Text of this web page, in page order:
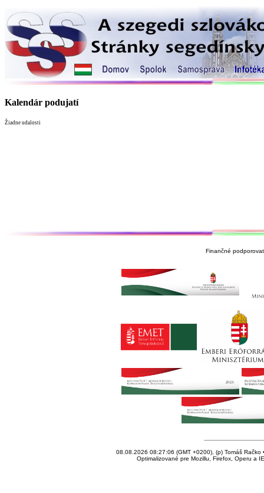
Kalendár podujatí
Žiadne udalosti
Finančné
08.08.2026 08:27:06 (GMT +0200), (p) Tomáš Račko
Optimalizované pre Mozillu, Firefox, Operu a